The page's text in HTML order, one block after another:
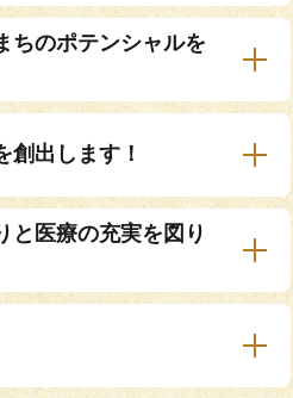
ちのポテンシャルを
創出します！
と医療の充実を図り